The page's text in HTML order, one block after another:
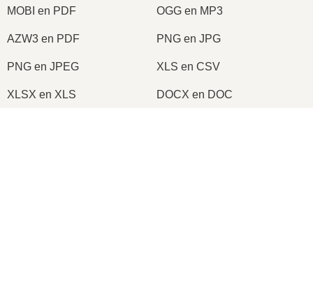
MOBI en PDF OGG en MP3
AZW3 en PDF PNG en JPG
PNG en JPEG XLS en CSV
XLSX en XLS DOCX en DOC